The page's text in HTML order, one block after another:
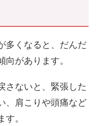
多くなると、だんだ
があります。
さないと、緊張した
、肩こりや頭痛など
。